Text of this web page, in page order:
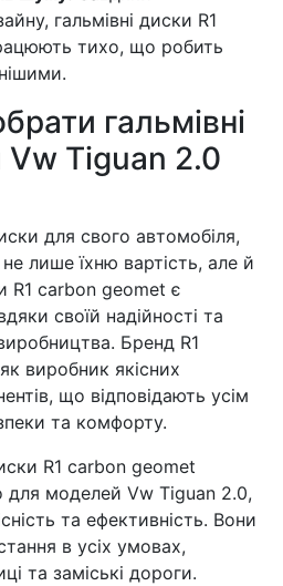
гальмівні диски R1
тихо, що робить
гальмівні
Vw Tiguan 2.0
для свого автомобіля,
лише їхню вартість, але й
R1 carbon geomet є
своїй надійності та
Бренд R1
виробник якісних
що відповідають усім
та комфорту.
R1 carbon geomet
для моделей Vw Tiguan 2.0,
та ефективність. Вони
в усіх умовах,
та заміські дороги.